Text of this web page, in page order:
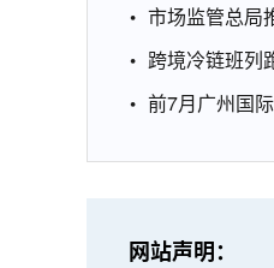
市场监管总局
跨境冷链班列
前7月广州国
网站声明：